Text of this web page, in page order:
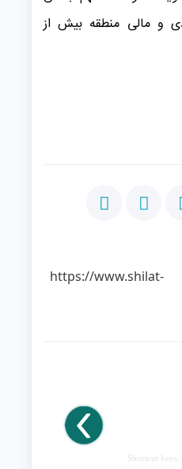
و مالی منطقه بیش از
https://www.shilat-
Shortcut keys: